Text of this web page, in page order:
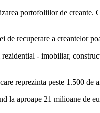
portofoliilor de
recuperare a creantelor
- imobiliar,
reprezinta peste 1.500 de
la aproape 21 milioane de